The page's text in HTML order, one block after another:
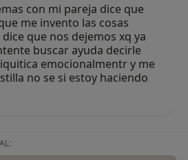
con mi pareja dice que
me invento las cosas
que nos dejemos xq ya
buscar ayuda decirle
emocionalmentr y me
no se si estoy haciendo